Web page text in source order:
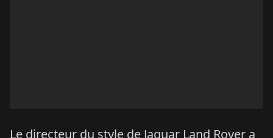
Le directeur du style de Jaguar Land Rover a